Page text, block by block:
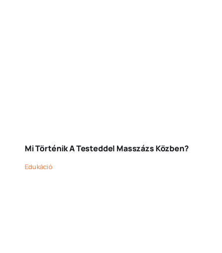
Mi Történik A Testeddel Masszázs Közben?
Edukáció